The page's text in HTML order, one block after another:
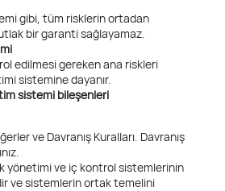
gibi, tüm risklerin ortadan
bir garanti sağlayamaz.
edilmesi gereken ana riskleri
sistemine dayanır.
sistemi bileşenleri
ve Davranış Kuralları. Davranış
yönetimi ve iç kontrol sistemlerinin
ve sistemlerin ortak temelini